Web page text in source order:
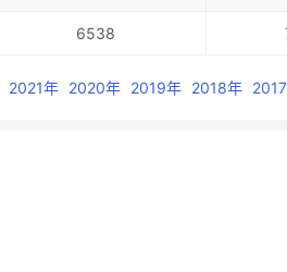
6538
2021年 2020年 2019年 2018年